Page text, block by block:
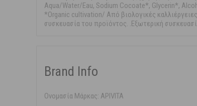
Aqua/Water/Eau, Sodium Cocoate*, Glycerin*,
*Organic cultivation/ Από βιολογικές
συσκευασία του προϊόντος. .Εξωτερική
Brand Info
Ονομασία Μάρκας: APIVITA